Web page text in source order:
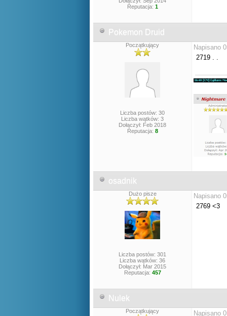
Reputacja: 1
Pokemon Druid
Początkujący
Liczba postów: 30
Liczba wątków: 3
Dołączył: Feb 2018
Reputacja: 8
Napisano
2719 . .
osadnik
Dużo pisze
Liczba postów: 301
Liczba wątków: 36
Dołączył: Mar 2015
Reputacja: 457
Napisano
2769 <3
Nulek
Początkujący Napisano